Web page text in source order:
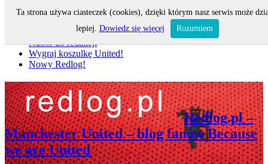
Nabór do redakcji
Wygraj koszulkę United!
Nowy Redlog!
Redlog.pl –
Manchester United – blog fanów Because
we are United
Ta strona używa ciasteczek (cookies), dzięki którym nasz serwis może
lepiej. Dowiedz się więcej Rozumiem